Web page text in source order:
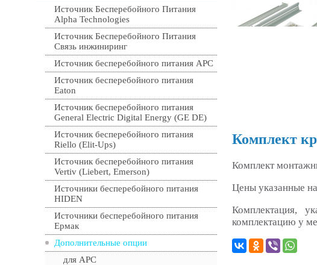
Комплект
Комплект
Цены указанные
Комплектация,
комплектацию у
Источник Бесперебойного Питания
Alpha Technologies
Источник Бесперебойного Питания
Связь инжиниринг
Источник бесперебойного питания APC
Источник бесперебойного питания
Eaton
Источник бесперебойного питания
General Electric Digital Energy (GE DE)
Источник бесперебойного питания
Riello (Elit-Ups)
Источник бесперебойного питания
Vertiv (Liebert, Emerson)
Источники бесперебойного питания
HIDEN
Источники бесперебойного питания
Ермак
Дополнительные опции
для APC